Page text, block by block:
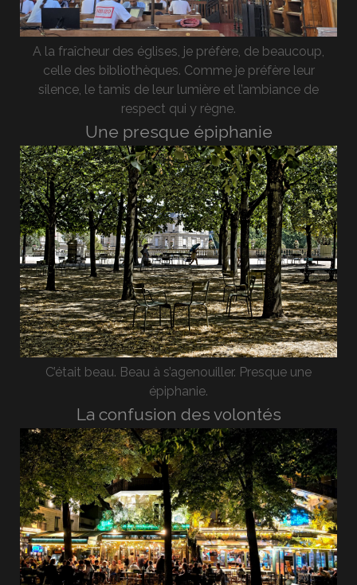
A la fraîcheur des églises, je préfère, de beaucoup,
celle des bibliothèques. Comme je préfère leur
silence, le tamis de leur lumière et l’ambiance de
respect qui y règne.
Une presque épiphanie
C’était beau. Beau à s’agenouiller. Presque une
épiphanie.
La confusion des volontés